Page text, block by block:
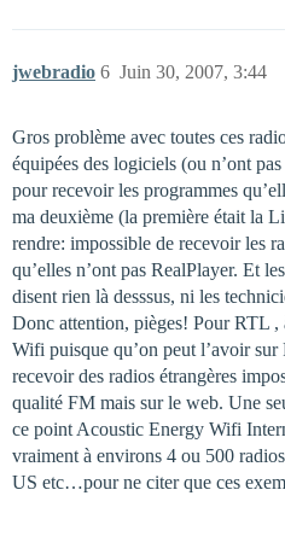
jwebradio Juin 30, 2007, 3:44
6
Gros problème avec toutes ces
équipées des logiciels (ou n’ont
pour recevoir les programmes
ma deuxième (la première était la
rendre: impossible de recevoir les
qu’elles n’ont pas RealPlayer. Et
disent rien là desssus, ni les
Donc attention, pièges! Pour RTL ,
Wifi puisque qu’on peut l’avoir sur
recevoir des radios étrangères
qualité FM mais sur le web. Une
ce point Acoustic Energy Wifi
vraiment à environs 4 ou 500
US etc…pour ne citer que ces